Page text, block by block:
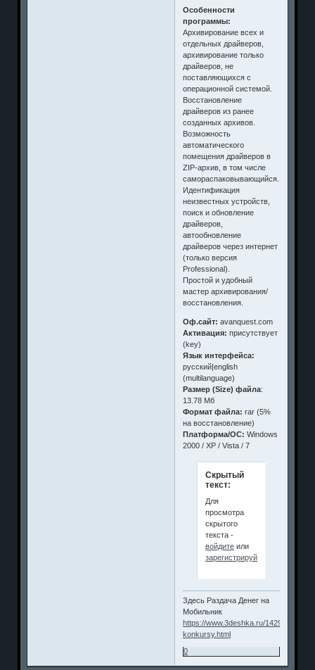
Особенности
программы:
Архивирование всех и
отдельных драйверов,
архивирование только
драйверов, не
поставляющихся с
операционной системой.
Восстановление
драйверов из ранее
созданных архивов.
Возможность
автоматического
помещения драйверов в
ZIP-архив, в том числе
самораспаковывающийся.
Идентификация
неизвестных устройств,
поиск и обновление
драйверов,
автообновление
драйверов через интернет
(только версия
Professional).
Простой и удобный
мастер архивирования/
восстановления.
Оф.сайт: avanquest.com
Активация: присутствует
(key)
Язык интерфейса:
русский|english
(multilanguage)
Размер (Size) файла:
13.78 Мб
Формат файла: rar (5%
на восстановление)
Платформа/ОС: Windows
2000 / XP / Vista / 7
Скрытый
текст:
Для
просмотра
скрытого
текста -
войдитеили
зарегистрируйтесь
Здесь Раздача Денег на
Мобильник
https://www.3deshka.ru/1429-
konkursy.html
0